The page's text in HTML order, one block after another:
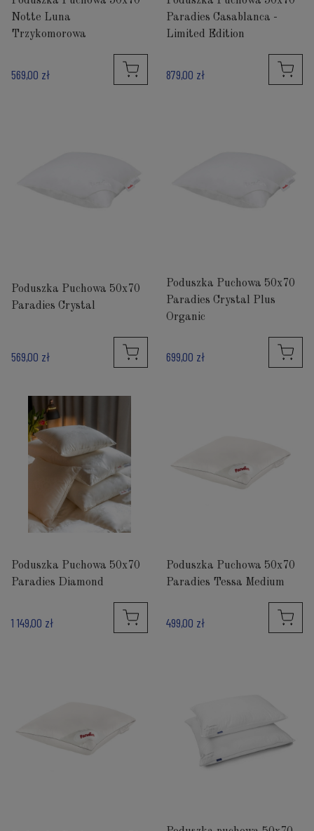
Notte Luna
Trzykomorowa
569,00 zł
Paradies Casablanca -
Limited Edition
879,00 zł
Poduszka Puchowa 50x70
Paradies Crystal
569,00 zł
Poduszka Puchowa 50x70
Paradies Crystal Plus
Organic
699,00 zł
Poduszka Puchowa 50x70
Paradies Diamond
1 149,00 zł
Poduszka Puchowa 50x70
Paradies Tessa Medium
499,00 zł